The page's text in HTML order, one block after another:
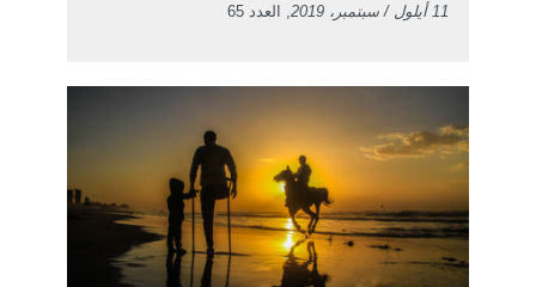
11 أيلول / سبتمبر، 2019 , العدد 65